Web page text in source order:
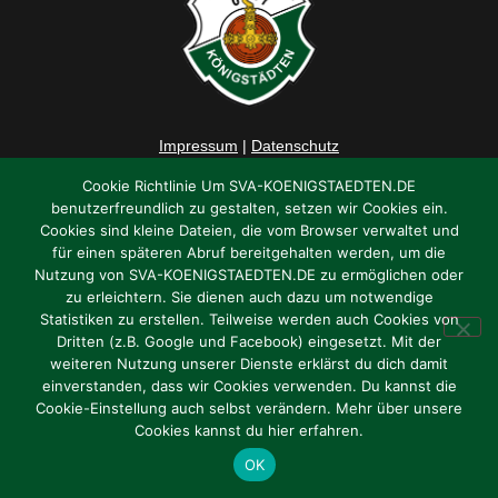
Impressum | Datenschutz
Cookie Richtlinie Um SVA-KOENIGSTAEDTEN.DE
benutzerfreundlich zu gestalten, setzen wir Cookies ein.
Cookies sind kleine Dateien, die vom Browser verwaltet und
für einen späteren Abruf bereitgehalten werden, um die
Nutzung von SVA-KOENIGSTAEDTEN.DE zu ermöglichen oder
zu erleichtern. Sie dienen auch dazu um notwendige
Statistiken zu erstellen. Teilweise werden auch Cookies von
Dritten (z.B. Google und Facebook) eingesetzt. Mit der
weiteren Nutzung unserer Dienste erklärst du dich damit
einverstanden, dass wir Cookies verwenden. Du kannst die
Cookie-Einstellung auch selbst verändern. Mehr über unsere
Cookies kannst du hier erfahren.
OK